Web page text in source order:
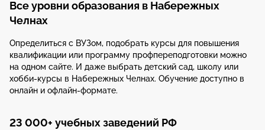
Все уровни образования в Набережных
Челнах
Определиться с ВУЗом, подобрать курсы для повышения
квалификации или программу профпереподготовки можно
на одном сайте. И даже выбрать детский сад, школу или
хобби-курсы в Набережных Челнах. Обучение доступно в
онлайн и офлайн-формате.
23 000+ учебных заведений РФ